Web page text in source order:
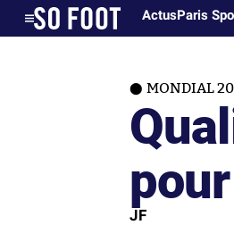
ActusParis
MONDIAL
JF